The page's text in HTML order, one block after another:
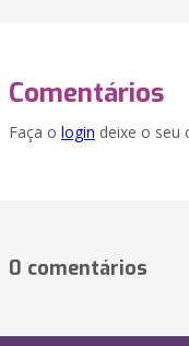
Comentários
Faça o login deixe o seu
0 comentários